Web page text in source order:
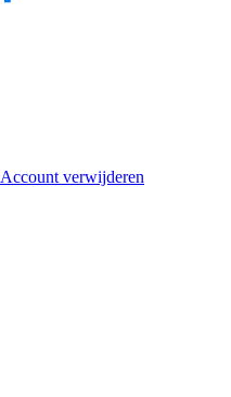
Account verwijderen